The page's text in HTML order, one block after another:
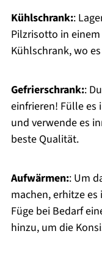
Kühlschrank::
Pilzrisotto in
Kühlschrank, wo
Gefrierschrank::
einfrieren! Fülle es
und verwende es
beste Qualität.
Aufwärmen:: Um
machen, erhitze
Füge bei Bedarf
hinzu, um die